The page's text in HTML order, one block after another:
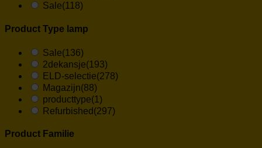
Sale(118)
Product Type lamp
Sale(136)
2dekansje(193)
ELD-selectie(278)
Magazijn(88)
producttype(1)
Refurbished (297)
Product Familie